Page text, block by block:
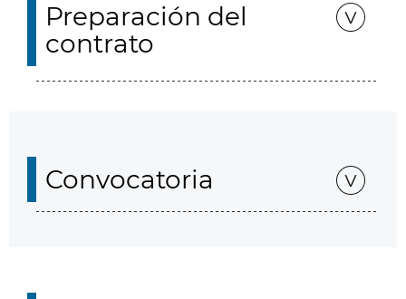
Preparación del
contrato
Convocatoria